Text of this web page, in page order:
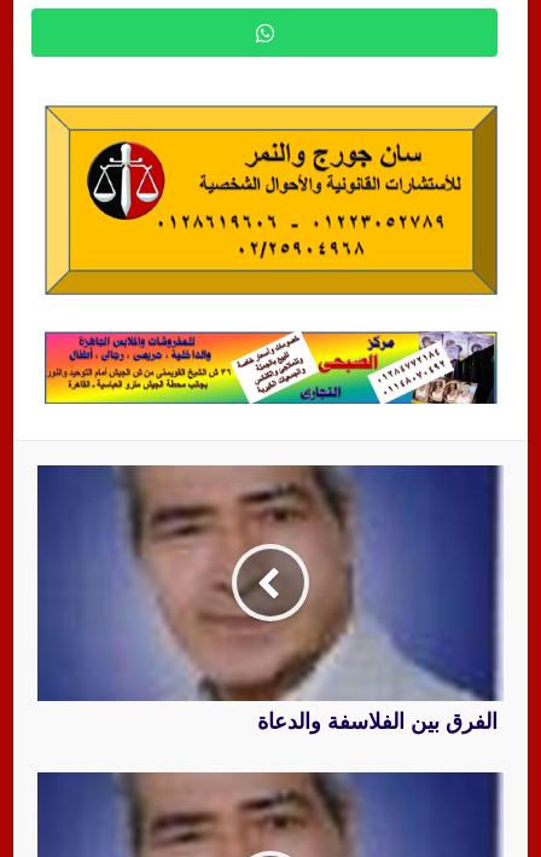
الفرق بين الفلاسفة والدعاة